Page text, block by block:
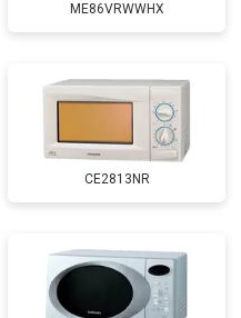
ME86VRWWHX
CE2813NR